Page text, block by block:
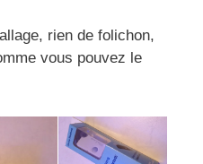
rien de folichon,
vous pouvez le